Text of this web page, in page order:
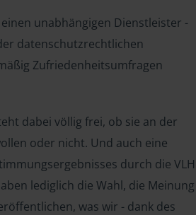
unabhängigen Dienstleister -
datenschutzrechtlichen
Zufriedenheitsumfragen
dabei völlig frei, ob sie an der
oder nicht. Und auch eine
durch die VLH
lediglich die Wahl, die Meinung
was wir - dank des